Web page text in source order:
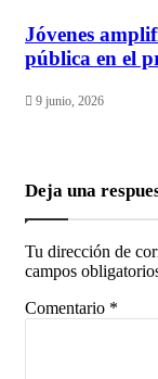
Jóvenes
pública en el
9 junio, 2026
Deja una
Tu dirección de
campos
Comentario *